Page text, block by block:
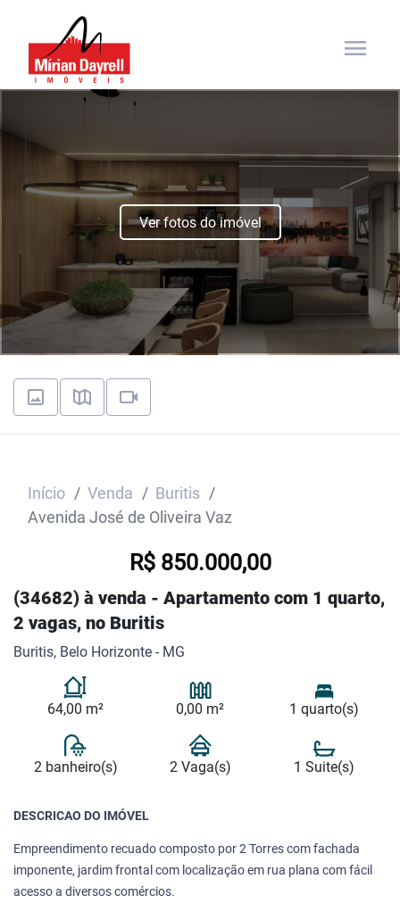
menu
Ver fotos do imóvel
Início Venda
Buritis
Avenida José de Oliveira Vaz
R$ 850.000,00
(34682) à venda - Apartamento com 1 quarto,
2 vagas, no Buritis
Buritis, Belo Horizonte - MG
64,00 m² 0,00 m² 1 quarto(s)
2 banheiro(s) 2 Vaga(s) 1 Suite(s)
DESCRICAO DO IMÓVEL
Empreendimento recuado composto por 2 Torres com fachada
imponente, jardim frontal com localização em rua plana com fácil
acesso a diversos comércios.